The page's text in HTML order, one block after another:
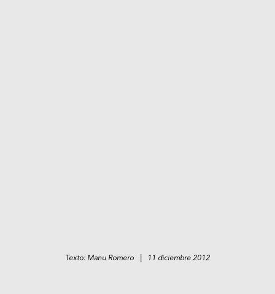
Texto: Manu Romero | 11 diciembre 2012